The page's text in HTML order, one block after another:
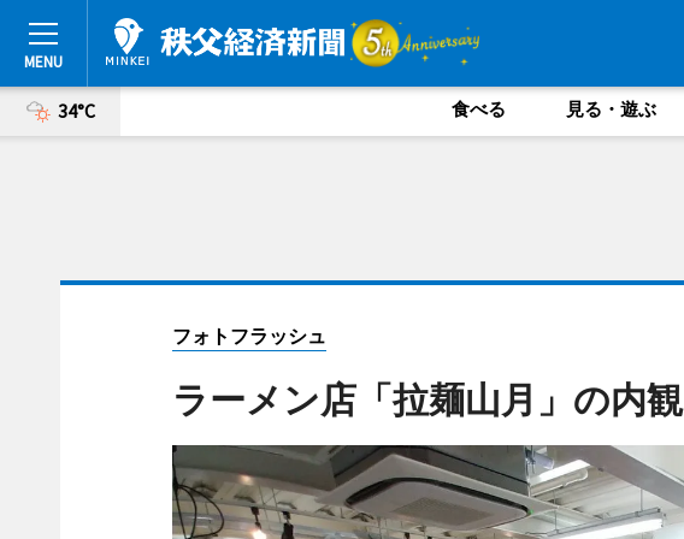
34°C 食べる 見る・遊ぶ
フォトフラッシュ
ラーメン店「拉麺山月」の内観